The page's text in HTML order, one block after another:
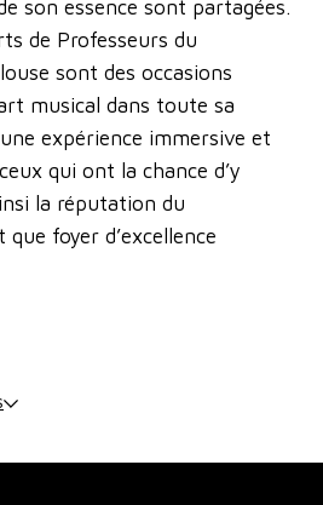
son essence sont partagées.
de Professeurs du
sont des occasions
musical dans toute sa
expérience immersive et
qui ont la chance d’y
la réputation du
foyer d’excellence